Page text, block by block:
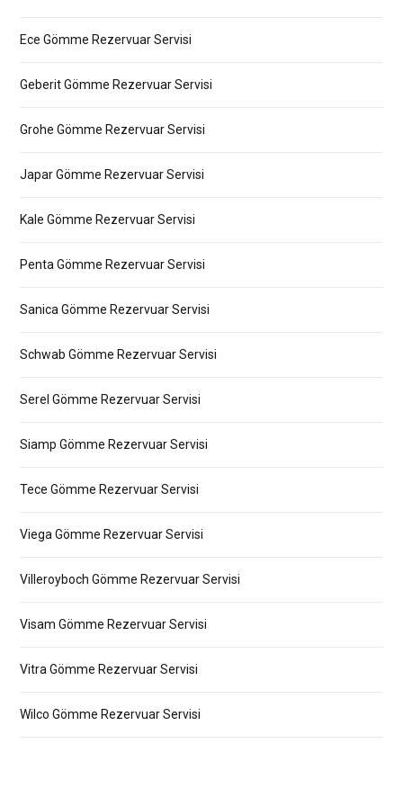
Ece Gömme Rezervuar Servisi
Geberit Gömme Rezervuar Servisi
Grohe Gömme Rezervuar Servisi
Japar Gömme Rezervuar Servisi
Kale Gömme Rezervuar Servisi
Penta Gömme Rezervuar Servisi
Sanica Gömme Rezervuar Servisi
Schwab Gömme Rezervuar Servisi
Serel Gömme Rezervuar Servisi
Siamp Gömme Rezervuar Servisi
Tece Gömme Rezervuar Servisi
Viega Gömme Rezervuar Servisi
Villeroyboch Gömme Rezervuar Servisi
Visam Gömme Rezervuar Servisi
Vitra Gömme Rezervuar Servisi
Wilco Gömme Rezervuar Servisi